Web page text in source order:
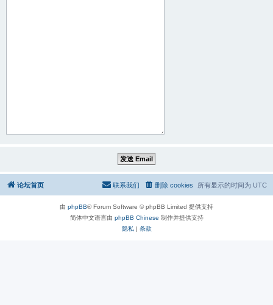
论坛首页 所有显示的时间为 UTC
删除 cookies
联系我们
由 phpBB® Forum Software © phpBB Limited 提供支持
简体中文语言由 phpBB Chinese 制作并提供支持
隐私 | 条款